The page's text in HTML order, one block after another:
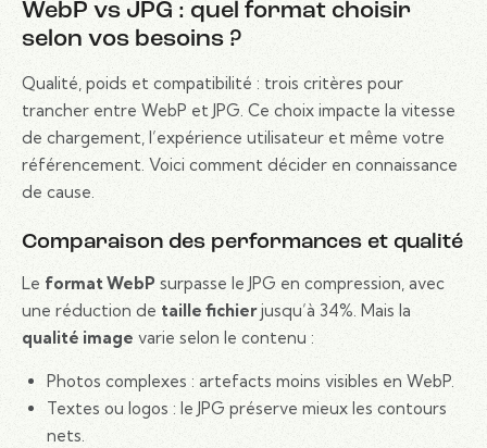
WebP vs JPG : quel format choisir
selon vos besoins ?
Qualité, poids et compatibilité : trois critères pour
trancher entre WebP et JPG. Ce choix impacte la vitesse
de chargement, l’expérience utilisateur et même votre
référencement. Voici comment décider en connaissance
de cause.
Comparaison des performances et qualité
Le format WebP surpasse le JPG en compression, avec
une réduction de taille fichierjusqu’à 34%. Mais la
qualité image varie selon le contenu :
Photos complexes : artefacts moins visibles en WebP.
Textes ou logos : le JPG préserve mieux les contours
nets.